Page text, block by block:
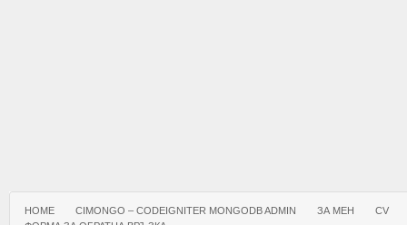
HOME CIMONGO – CODEIGNITER MONGODB ADMIN ЗА МЕН
CV